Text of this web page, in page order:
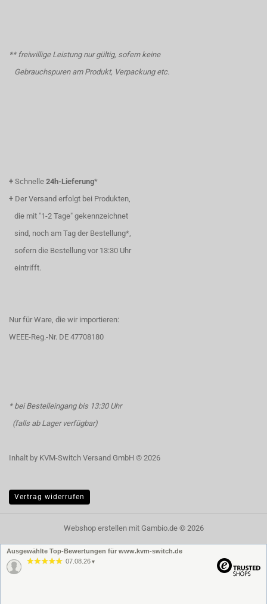
** freiwillige Leistung nur gültig, sofern keine
Gebrauchspuren am Produkt, Verpackung etc.
+ Schnelle 24h-Lieferung*
+ Der Versand erfolgt bei Produkten,
die mit "1-2 Tage" gekennzeichnet
sind, noch am Tag der Bestellung*,
sofern die Bestellung vor 13:30 Uhr
eintrifft.
Nur für Ware, die wir importieren:
WEEE-Reg.-Nr. DE 47708180
* bei Bestelleingang bis 13:30 Uhr
(falls ab Lager verfügbar)
Inhalt by KVM-Switch Versand GmbH © 2026
Vertrag widerrufen
Webshop erstellenmit Gambio.de © 2026
Ausgewählte Top-Bewertungen für www.kvm-switch.de
07.08.26 ▼